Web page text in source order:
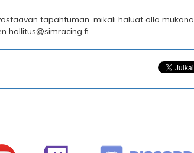
tapahtuman, mikäli haluat olla mukana
hallitus@simracing.fi.